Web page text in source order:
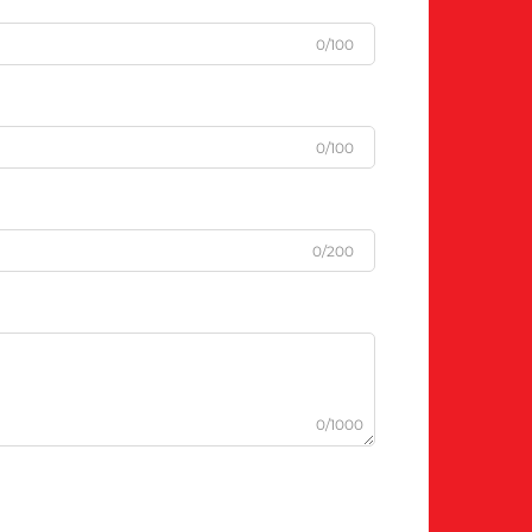
0/100
0/100
0/200
0/1000